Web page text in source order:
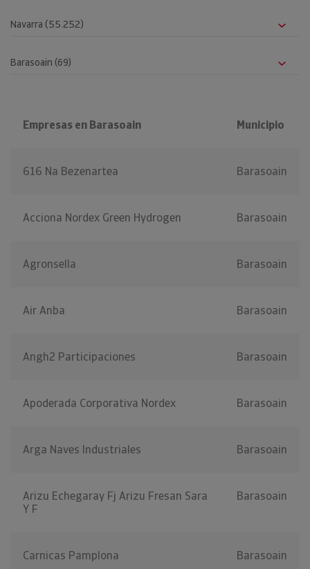
Empresas en Barasoain Municipio
616 Na Bezenartea Barasoain
Acciona Nordex Green Hydrogen Barasoain
Agronsella Barasoain
Air Anba Barasoain
Angh2 Participaciones Barasoain
Apoderada Corporativa Nordex Barasoain
Arga Naves Industriales Barasoain
Arizu Echegaray Fj Arizu Fresan Sara
Y F
Barasoain
Carnicas Pamplona Barasoain